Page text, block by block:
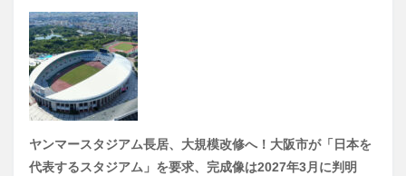
ヤンマースタジアム長居、大規模改修へ！大阪市が「日本を
代表するスタジアム」を要求、完成像は2027年3月に判明